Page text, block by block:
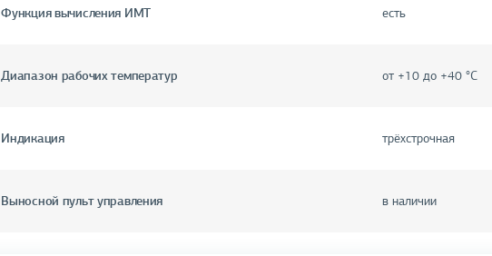
Функция вычисления ИМТ есть
Диапазон рабочих температур от +10 до +40 °С
Индикация трёхстрочная
Выносной пульт управления в наличии